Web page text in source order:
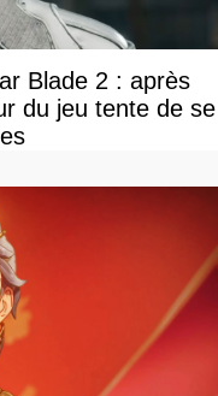
Blade 2 : après
du jeu tente de se